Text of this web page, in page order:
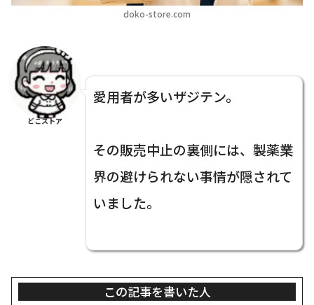
doko-store.com
どこストア
愛用者が多いザジテン。
その販売中止の裏側には、製薬業
界の避けられない事情が隠されて
いました。
この記事を書いた人